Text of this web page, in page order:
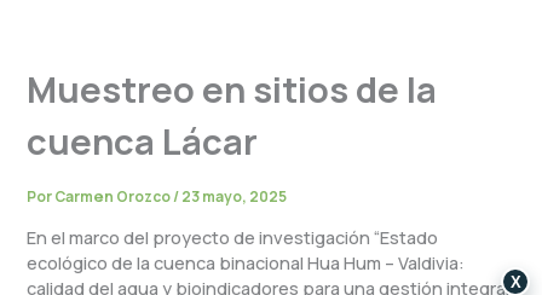
Muestreo en sitios de la
cuenca Lácar
PorCarmen Orozco/23 mayo, 2025
En el marco del proyecto de investigación “Estado
ecológico de la cuenca binacional Hua Hum – Valdivia:
calidad del agua y bioindicadores para una gestión integralX